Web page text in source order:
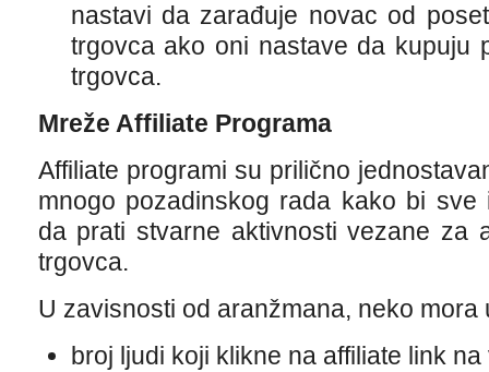
nastavi da zarađuje novac od
trgovca ako oni nastave da kupuju
trgovca.
Mreže Affiliate Programa
Affiliate programi su prilično
mnogo pozadinskog rada kako bi
da prati stvarne aktivnosti vezane za
trgovca.
U zavisnosti od aranžmana, neko mora
broj ljudi koji klikne na affiliate link